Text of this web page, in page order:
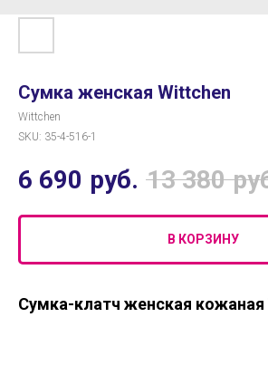
Сумка женская Wittchen
Wittchen
SKU: 35-4-516-1
6 690 руб. 13 380
В КОРЗИНУ
Сумка-клатч женская кожаная